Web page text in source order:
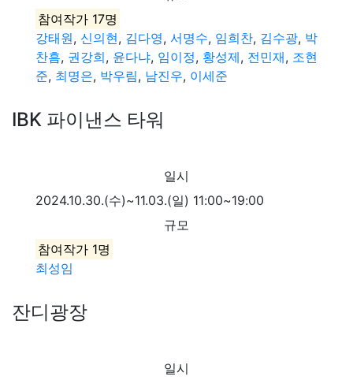
참여작가 17명
강태원, 신의현, 김다영, 서명수, 임희찬, 김수광, 박
찬흠, 권강희, 윤다냐, 임이정, 황성제, 전민재, 조현
준, 최명은, 박우림, 남진우, 이세준
IBK 파이낸스 타워
일시
2024.10.30.(수)~11.03.(일) 11:00~19:00
규모
참여작가 1명
최성임
잔디광장
일시